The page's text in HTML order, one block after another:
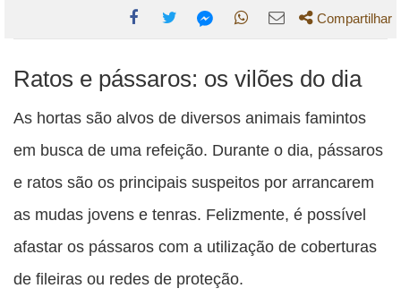
esta
com
Facebook
esta
com
Twitter
esta
Messenger
esta
com
WhatsApp
esta
com
Email
Compartilhar
Ratos e pássaros: os vilões do dia
As hortas são alvos de diversos animais famintos
em busca de uma refeição. Durante o dia, pássaros
e ratos são os principais suspeitos por arrancarem
as mudas jovens e tenras. Felizmente, é possível
afastar os pássaros com a utilização de coberturas
de fileiras ou redes de proteção.